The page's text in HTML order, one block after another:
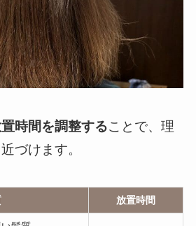
時間を調整することで、理
づけます。
放置時間